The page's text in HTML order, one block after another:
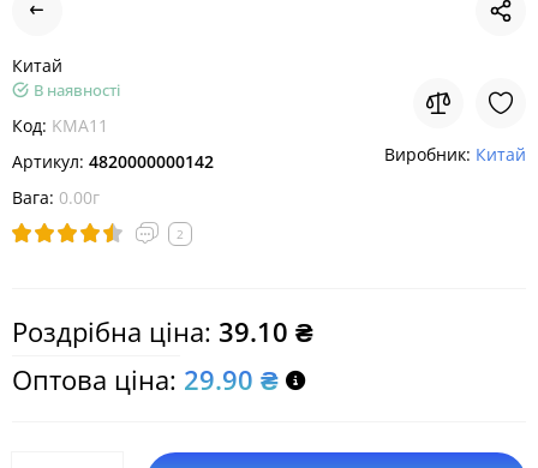
Китай
В наявності
Код: KMA11
Артикул: 4820000000142
Вага: 0.00г
2
Виробник: Китай
Роздрібна ціна: 39.10 ₴
Оптова ціна: 29.90 ₴